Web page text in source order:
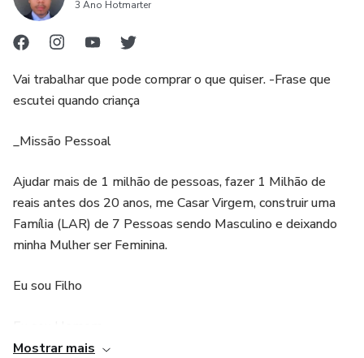
3 Ano Hotmarter
Vai trabalhar que pode comprar o que quiser. -Frase que
escutei quando criança
_Missão Pessoal
Ajudar mais de 1 milhão de pessoas, fazer 1 Milhão de
reais antes dos 20 anos, me Casar Virgem, construir uma
Família (LAR) de 7 Pessoas sendo Masculino e deixando
minha Mulher ser Feminina.
Eu sou Filho
Mostrar mais